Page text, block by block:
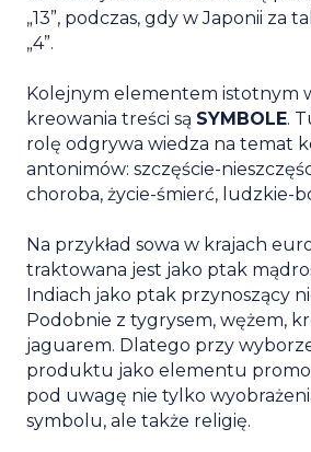
„13”, podczas, gdy w Japonii za
„4”.
Kolejnym elementem istotnym
kreowania treści są SYMBOLE.
rolę odgrywa wiedza na temat
antonimów: szczęście-
choroba, życie-śmierć, ludzkie-
Na przykład sowa w krajach
traktowana jest jako ptak
Indiach jako ptak przynoszący
Podobnie z tygrysem, wężem,
jaguarem. Dlatego przy
produktu jako elementu
pod uwagę nie tylko
symbolu, ale także religię.